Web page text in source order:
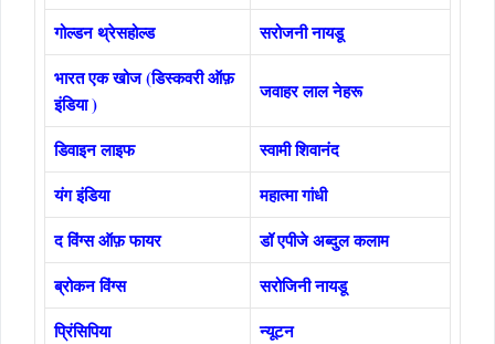
गोल्डन थ्रेसहोल्ड
सरोजनी नायडू
भारत एक खोज (डिस्कवरी ऑफ़
इंडिया )
जवाहर लाल नेहरू
डिवाइन लाइफ
स्वामी शिवानंद
यंग इंडिया
महात्मा गांधी
द विंग्स ऑफ़ फायर
डॉ एपीजे अब्दुल कलाम
ब्रोकन विंग्स
सरोजिनी नायडू
प्रिंसिपिया
न्यूटन